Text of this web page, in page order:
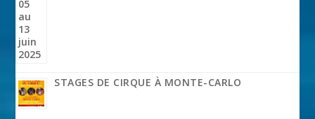
STAGES DE CIRQUE À MONTE-CARLO